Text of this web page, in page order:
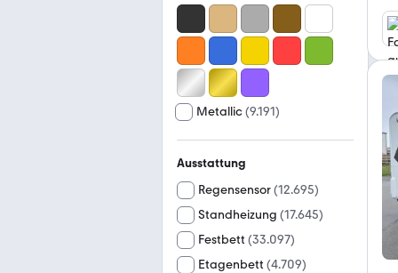
Metallic(9.191)
Ausstattung
Regensensor(12.695)
Standheizung (17.645)
Festbett (33.097)
Etagenbett (4.709)